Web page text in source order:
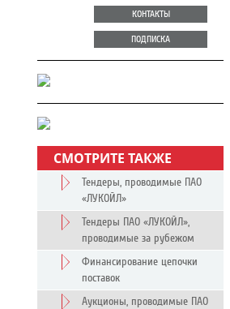
КОНТАКТЫ
ПОДПИСКА
СМОТРИТЕ ТАКЖЕ
Тендеры, проводимые ПАО
«ЛУКОЙЛ»
Тендеры ПАО «ЛУКОЙЛ»,
проводимые за рубежом
Финансирование цепочки
поставок
Аукционы, проводимые ПАО